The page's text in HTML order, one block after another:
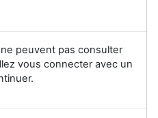
peuvent pas consulter
vous connecter avec un